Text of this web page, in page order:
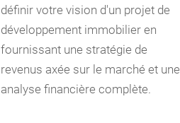
définir votre vision d'un projet de
développement immobilier en
fournissant une stratégie de
revenus axée sur le marché et une
analyse financière complète.